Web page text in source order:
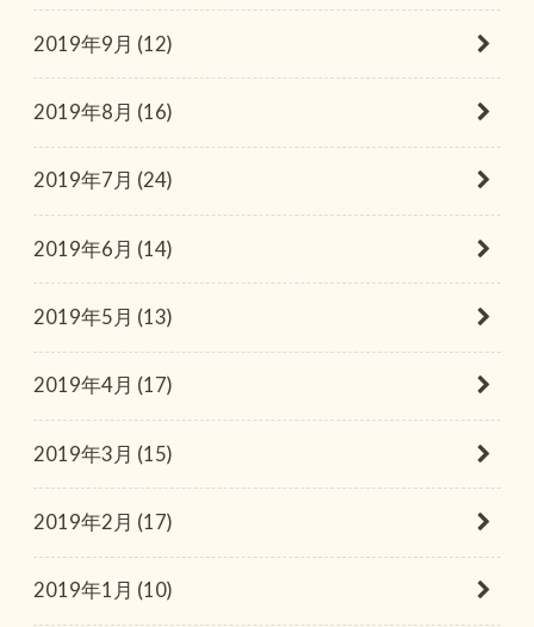
2019年9月 (12)
2019年8月 (16)
2019年7月 (24)
2019年6月 (14)
2019年5月 (13)
2019年4月 (17)
2019年3月 (15)
2019年2月 (17)
2019年1月 (10)